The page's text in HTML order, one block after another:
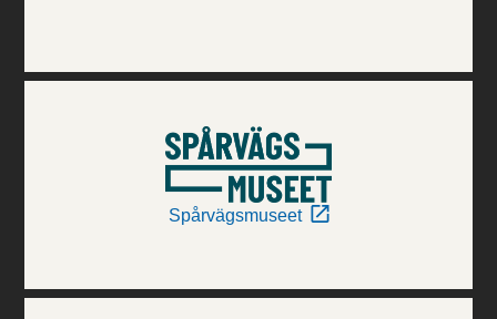
Spårvägsmuseet